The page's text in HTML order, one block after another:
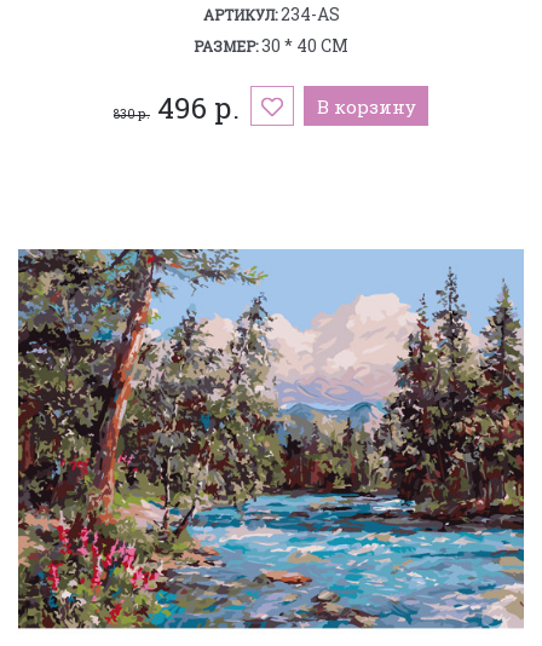
АРТИКУЛ:234-AS
РАЗМЕР:30 * 40 СМ
830 р. 496 р. В корзину